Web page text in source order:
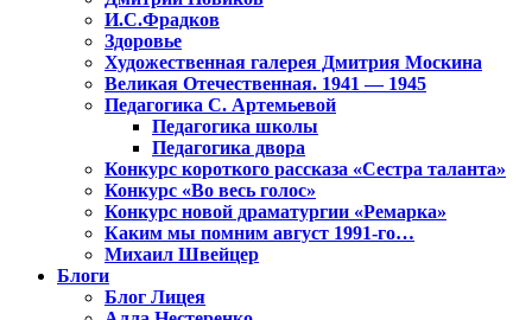
И.С.Фрадков
Здоровье
Художественная галерея Дмитрия Москина
Великая Отечественная. 1941 — 1945
Педагогика С. Артемьевой
Педагогика школы
Педагогика двора
Конкурс короткого рассказа «Сестра таланта»
Конкурс «Во весь голос»
Конкурс новой драматургии «Ремарка»
Каким мы помним август 1991-го…
Михаил Швейцер
Блоги
Блог Лицея